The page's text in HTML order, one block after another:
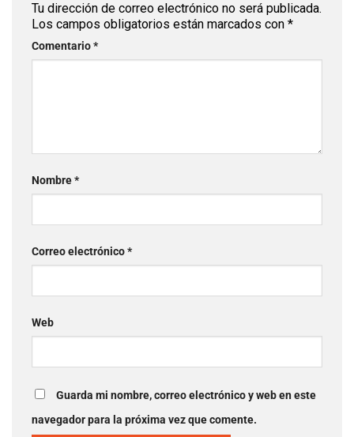
Tu dirección de correo electrónico no será publicada.
Los campos obligatorios están marcados con *
Comentario*
Nombre*
Correo electrónico*
Web
Guarda mi nombre, correo electrónico y web en este
navegador para la próxima vez que comente.